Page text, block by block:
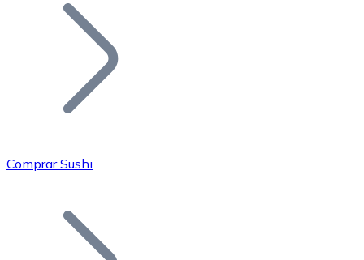
Añade tu proyecto a nuestro ecosistema.
Bitcoin
Comprar Sushi